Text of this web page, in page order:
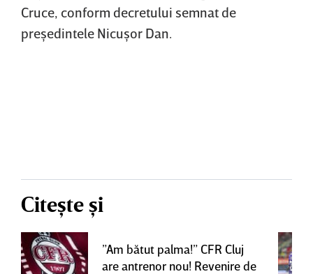
Cruce, conform decretului semnat de
preşedintele Nicuşor Dan.
Citește și
”Am bătut palma!” CFR Cluj
are antrenor nou! Revenire de